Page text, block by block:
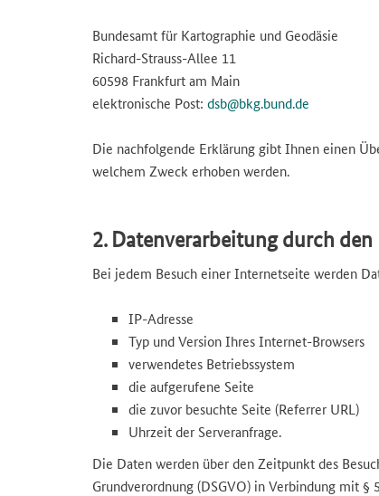
Bundesamt für Kartographie und Geodäsie
Richard-Strauss-Allee 11
60598 Frankfurt am Main
elektronische Post: dsb@bkg.bund.de
Die nachfolgende Erklärung gibt Ihnen einen
welchem Zweck erhoben werden.
2. Datenverarbeitung durch
Bei jedem Besuch einer Internetseite werden
IP-Adresse
Typ und Version Ihres Internet-Browsers
verwendetes Betriebssystem
die aufgerufene Seite
die zuvor besuchte Seite (Referrer URL)
Uhrzeit der Serveranfrage.
Die Daten werden über den Zeitpunkt des
Grundverordnung (DSGVO) in Verbindung mit